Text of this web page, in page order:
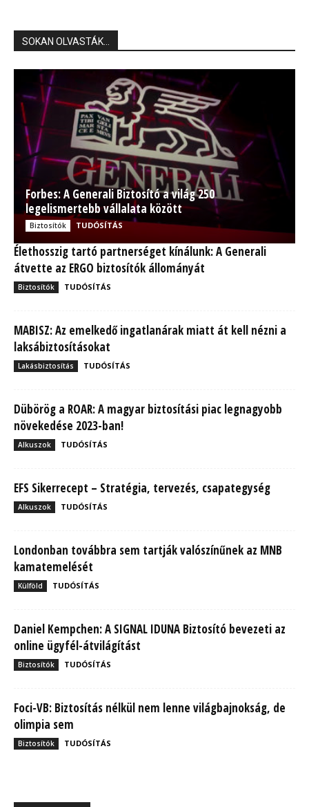
SOKAN OLVASTÁK...
Forbes: A Generali Biztosító a világ 250
legelismertebb vállalata között
Biztosítók TUDÓSÍTÁS
Élethosszig tartó partnerséget kínálunk: A Generali
átvette az ERGO biztosítók állományát
Biztosítók TUDÓSÍTÁS
MABISZ: Az emelkedő ingatlanárak miatt át kell nézni a
laksábiztosításokat
Lakásbiztosítás TUDÓSÍTÁS
Dübörög a ROAR: A magyar biztosítási piac legnagyobb
növekedése 2023-ban!
Alkuszok TUDÓSÍTÁS
EFS Sikerrecept – Stratégia, tervezés, csapategység
Alkuszok TUDÓSÍTÁS
Londonban továbbra sem tartják valószínűnek az MNB
kamatemelését
Külföld TUDÓSÍTÁS
Daniel Kempchen: A SIGNAL IDUNA Biztosító bevezeti az
online ügyfél-átvilágítást
Biztosítók TUDÓSÍTÁS
Foci-VB: Biztosítás nélkül nem lenne világbajnokság, de
olimpia sem
Biztosítók TUDÓSÍTÁS